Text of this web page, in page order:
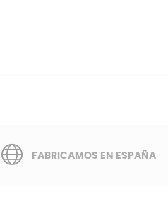
FABRICAMOS EN ESPAÑA